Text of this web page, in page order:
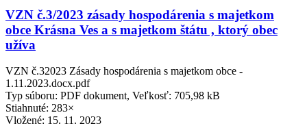
VZN č.3/2023 zásady hospodárenia s majetkom
obce Krásna Ves a s majetkom štátu , ktorý obec
užíva
VZN č.32023 Zásady hospodárenia s majetkom obce -
1.11.2023.docx.pdf
Typ súboru: PDF dokument, Veľkosť: 705,98 kB
Stiahnuté: 283×
Vložené: 15. 11. 2023